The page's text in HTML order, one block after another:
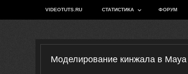
VIDEOTUTS.RU СТАТИСТИКА ФОРУМ
Моделирование кинжала в Maya